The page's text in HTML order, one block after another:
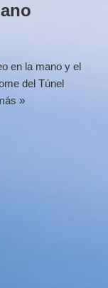
en la mano y el
del Túnel
»